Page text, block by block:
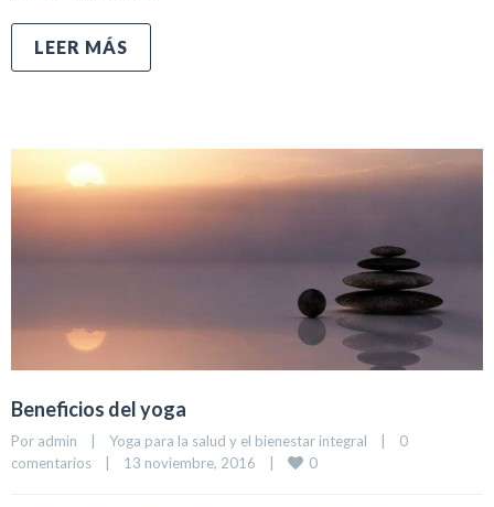
LEER MÁS
Beneficios del yoga
Por admin Yoga para la salud y el bienestar integral
0
comentarios
13 noviembre, 2016 0